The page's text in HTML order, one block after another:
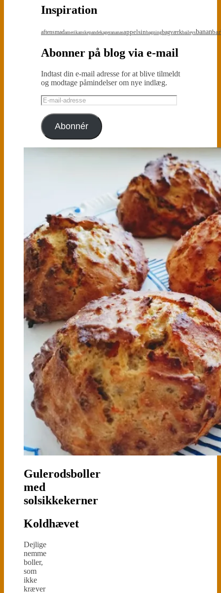
Inspiration
aftensmadamerikanskepandekagerananasappelsinbagningbagværkbaileysbananbar
Abonner på blog via e-mail
Indtast din e-mail adresse for at blive tilmeldt
og modtage påmindelser om nye indlæg.
E-
mail-
adresse
Abonnér
Gulerodsboller
med
solsikkekerner
Koldhævet
Dejlige
nemme
boller,
som
ikke
kræver